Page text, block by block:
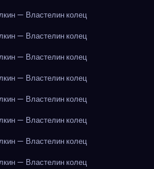
— Властелин колец
— Властелин колец
— Властелин колец
— Властелин колец
— Властелин колец
— Властелин колец
— Властелин колец
— Властелин колец